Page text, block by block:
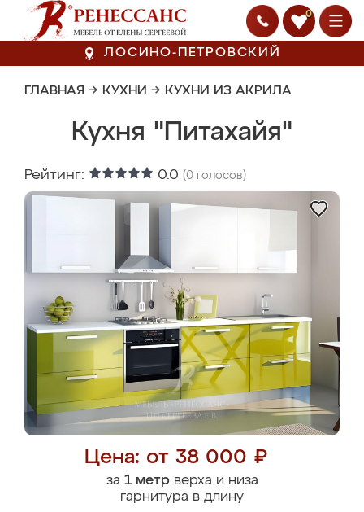
0
ЛОСИНО-ПЕТРОВСКИЙ
ГЛАВНАЯ → КУХНИ → КУХНИ ИЗ АКРИЛА
Кухня "Питахайя"
Рейтинг: 0.0 (0 голосов)
Цена: от 38 000 ₽
за 1 метрверха и низа
гарнитура в длину